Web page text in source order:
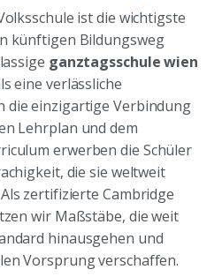
ist die wichtigste
künftigen Bildungsweg
ganztagsschule wien
eine verlässliche
die einzigartige Verbindung
Lehrplan und dem
erwerben die Schüler
die sie weltweit
zertifizierte Cambridge
wir Maßstäbe, die weit
hinausgehen und
Vorsprung verschaffen.